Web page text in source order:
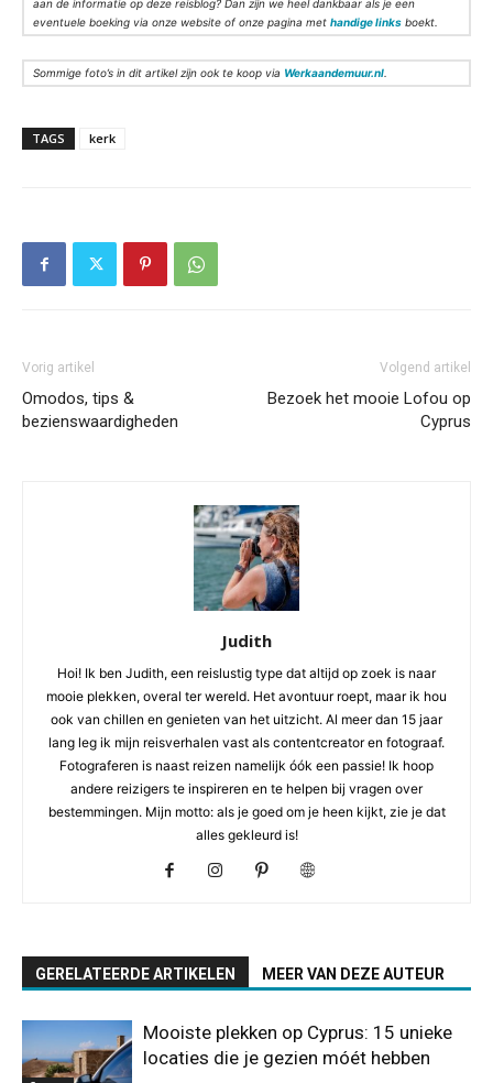
aan de informatie op deze reisblog? Dan zijn we heel dankbaar als je een
eventuele boeking via onze website of onze pagina met handige links boekt.
Sommige foto’s in dit artikel zijn ook te koop via Werkaandemuur.nl
TAGS kerk
Vorig artikel
Omodos, tips &
bezienswaardigheden
Volgend artikel
Bezoek het mooie Lofou op
Cyprus
Judith
Hoi! Ik ben Judith, een reislustig type dat altijd op zoek is naar
mooie plekken, overal ter wereld. Het avontuur roept, maar ik hou
ook van chillen en genieten van het uitzicht. Al meer dan 15 jaar
lang leg ik mijn reisverhalen vast als contentcreator en fotograaf.
Fotograferen is naast reizen namelijk óók een passie! Ik hoop
andere reizigers te inspireren en te helpen bij vragen over
bestemmingen. Mijn motto: als je goed om je heen kijkt, zie je dat
alles gekleurd is!
GERELATEERDE ARTIKELEN MEER VAN DEZE AUTEUR
Mooiste plekken op Cyprus: 15 unieke
locaties die je gezien móét hebben